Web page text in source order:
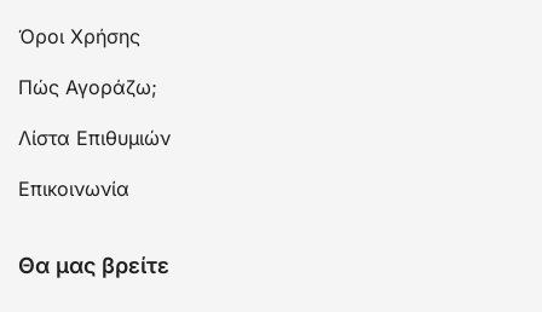
Όροι Χρήσης
Πώς Αγοράζω;
Λίστα Επιθυμιών
Επικοινωνία
Θα μας βρείτε